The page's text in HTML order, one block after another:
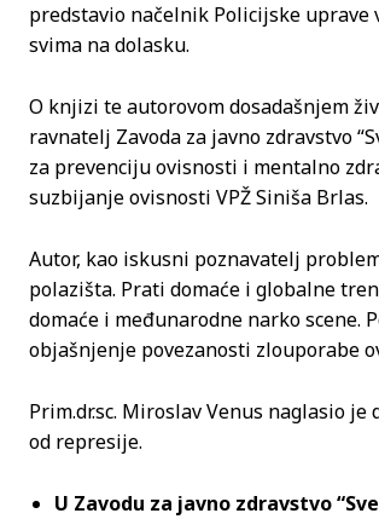
predstavio načelnik Policijske
svima na dolasku.
O knjizi te autorovom dosadašnjem
ravnatelj Zavoda za javno zdravstvo
za prevenciju ovisnosti i mentalno
suzbijanje ovisnosti VPŽ Siniša Brlas.
Autor, kao iskusni poznavatelj
polazišta. Prati domaće i globalne
domaće i međunarodne narko scene.
objašnjenje povezanosti zlouporabe
Prim.dr.sc. Miroslav Venus naglasio
od represije.
U Zavodu za javno zdravstvo